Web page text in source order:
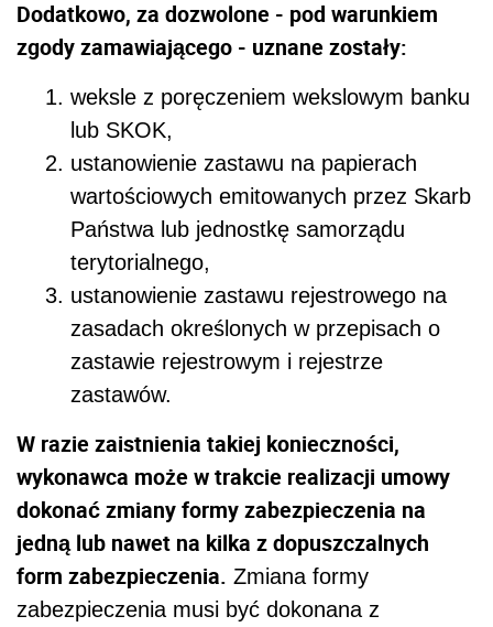
Dodatkowo, za dozwolone - pod warunkiem
zgody zamawiającego - uznane zostały:
weksle z poręczeniem wekslowym banku
lub SKOK,
ustanowienie zastawu na papierach
wartościowych emitowanych przez Skarb
Państwa lub jednostkę samorządu
terytorialnego,
ustanowienie zastawu rejestrowego na
zasadach określonych w przepisach o
zastawie rejestrowym i rejestrze
zastawów.
W razie zaistnienia takiej konieczności,
wykonawca może w trakcie realizacji umowy
dokonać zmiany formy zabezpieczenia na
jedną lub nawet na kilka z dopuszczalnych
form zabezpieczenia. Zmiana formy
zabezpieczenia musi być dokonana z